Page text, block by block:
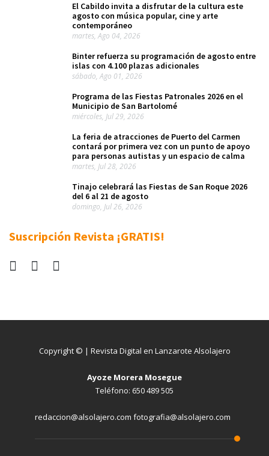
El Cabildo invita a disfrutar de la cultura este
agosto con música popular, cine y arte
contemporáneo
martes, Ago 04, 2026
Binter refuerza su programación de agosto entre
islas con 4.100 plazas adicionales
sábado, Ago 01, 2026
Programa de las Fiestas Patronales 2026 en el
Municipio de San Bartolomé
miércoles, Jul 29, 2026
La feria de atracciones de Puerto del Carmen
contará por primera vez con un punto de apoyo
para personas autistas y un espacio de calma
martes, Jul 28, 2026
Tinajo celebrará las Fiestas de San Roque 2026
del 6 al 21 de agosto
domingo, Jul 26, 2026
Suscripción Revista ¡GRATIS!
Copyright © | Revista Digital en Lanzarote Alsolajero
Ayoze Morera Mosegue
Teléfono: 650 489 505
redaccion@alsolajero.com fotografia@alsolajero.com